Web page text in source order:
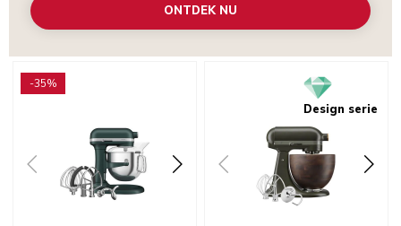
ONTDEK NU
-35%
Design serie